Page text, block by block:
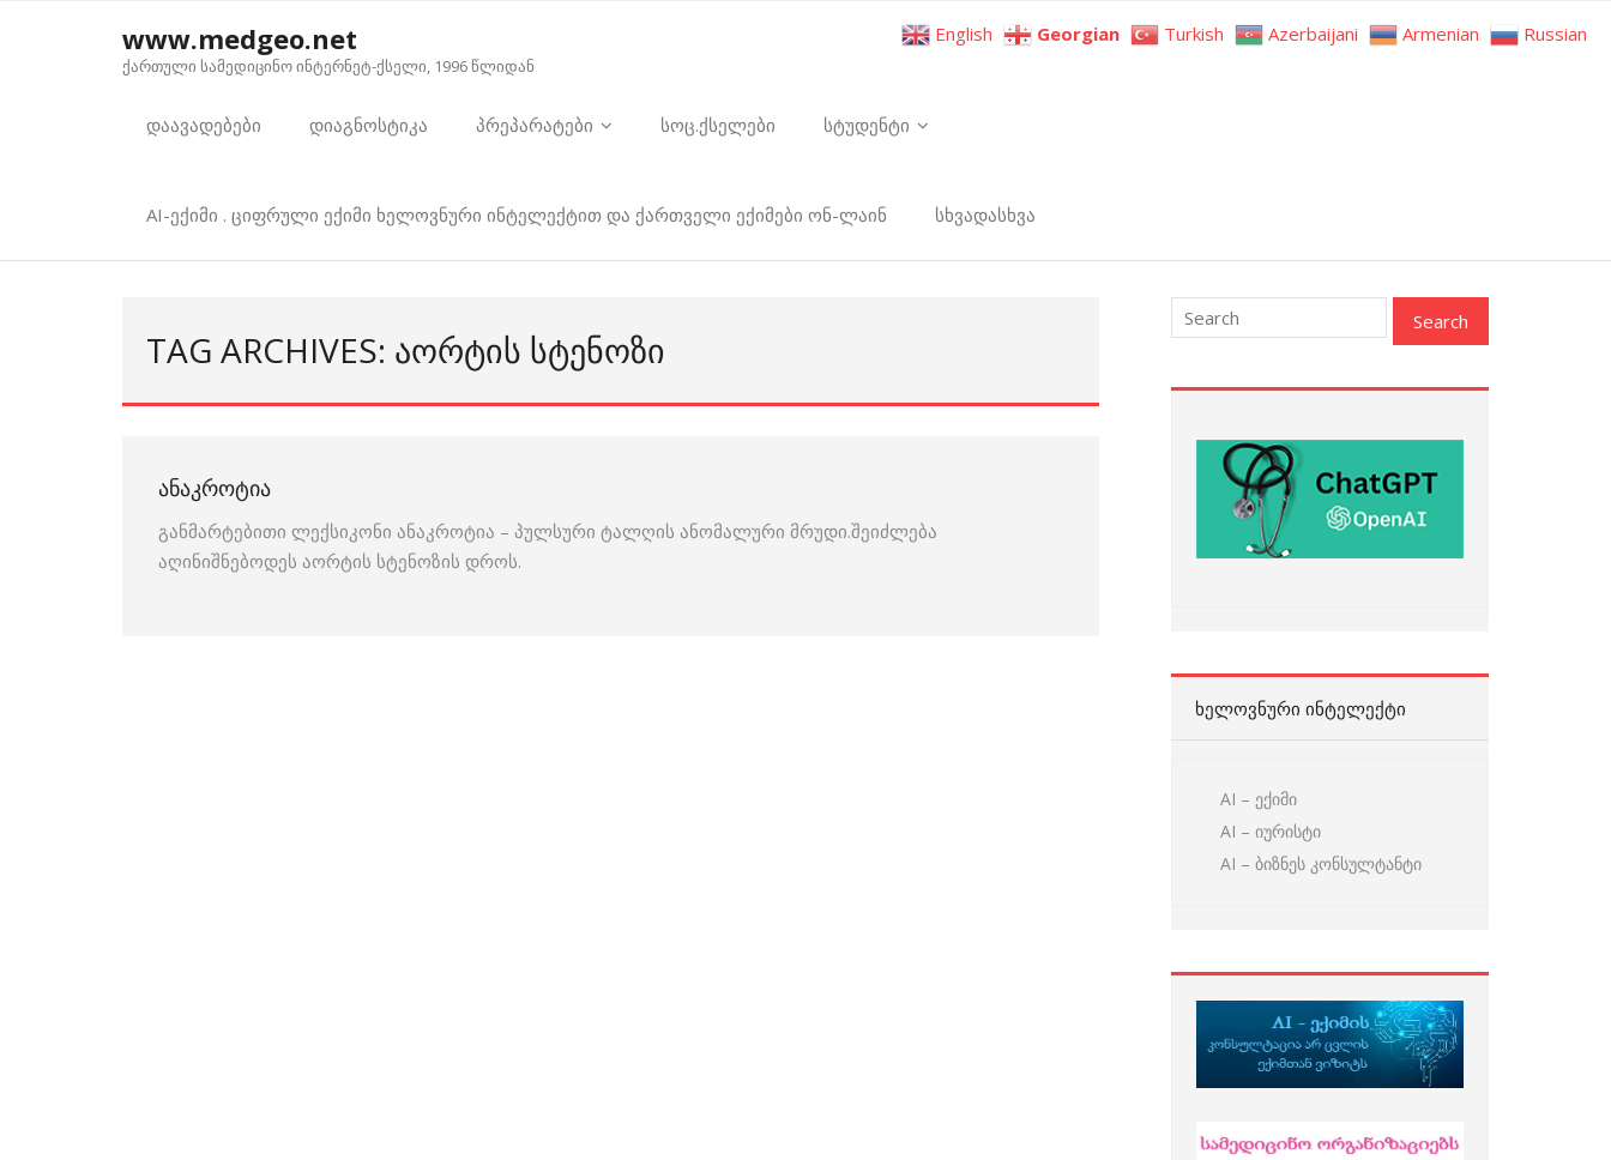
www.medgeo.net
ქართული სამედიცინო ინტერნეტ-ქსელი, 1996 წლიდან
დაავადებები დიაგნოსტიკა პრეპარატები სოც.ქსელები სტუდენტი
AI-ექიმი . ციფრული ექიმი ხელოვნური ინტელექტით და ქართველი ექიმები ონ-ლაინ სხვადასხვა
TAG ARCHIVES: ᲐᲝᲠᲢᲘᲡ ᲡᲢᲔᲜᲝᲖᲘ
ᲐᲜᲐᲙᲠᲝᲢᲘᲐ
განმარტებითი ლექსიკონი ანაკროტია – პულსური ტალღის ანომალური მრუდი.შეიძლება
აღინიშნებოდეს აორტის სტენოზის დროს.
ᲮᲔᲚᲝᲕᲜᲣᲠᲘ ᲘᲜᲢᲔᲚᲔᲥᲢᲘ
AI – ექიმი
AI – იურისტი
AI – ბიზნეს კონსულტანტი
English Georgian Turkish Azerbaijani Armenian Russian